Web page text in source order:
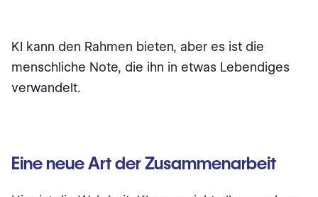
KI kann den Rahmen bieten, aber es ist die
menschliche Note, die ihn in etwas Lebendiges
verwandelt.
Eine neue Art der Zusammenarbeit